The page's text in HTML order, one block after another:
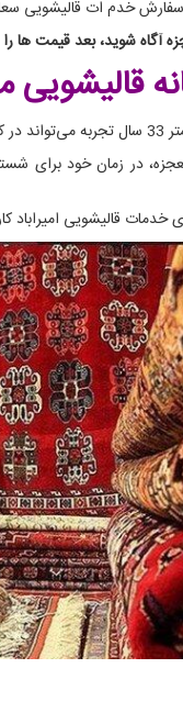
خدم ات قالیشویی
آگاه شوید، بعد قیمت ها
در زمان خود
خدمات قالیشویی امیراباد